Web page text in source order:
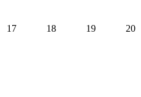
17 18 19 20